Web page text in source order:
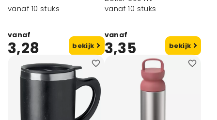
vanaf 10 stuks
vanaf
3,28 bekijk
vanaf 10 stuks
vanaf
3,35 bekijk